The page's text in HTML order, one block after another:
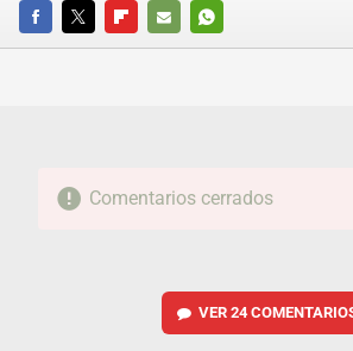
FACEBOOKTWITTERFLIPBOARD
E-
WHATSAPP
Comentarios cerrados
VER 24